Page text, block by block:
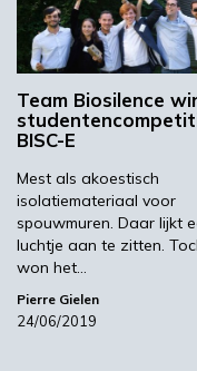
de Europese
Europese finale
internationaal
een
aan om voor de
team won de
BISC-E 2021
competitie met
van
Nationaal
het dagelijks
Faculteit Bio-
Universiteit
Team Biosilence
BISC-E
Mest als akoestisch
isolatiemateriaal voor
spouwmuren. Daar lijkt
luchtje aan te zitten.
won het…
Pierre Gielen
24/06/2019